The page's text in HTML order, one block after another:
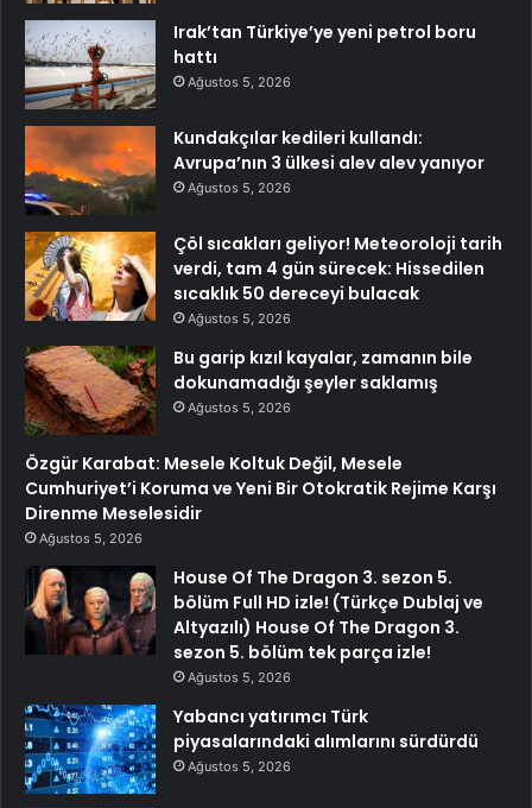
Irak’tan Türkiye’ye yeni petrol boru
hattı
Ağustos 5, 2026
Kundakçılar kedileri kullandı:
Avrupa’nın 3 ülkesi alev alev yanıyor
Ağustos 5, 2026
Çöl sıcakları geliyor! Meteoroloji tarih
verdi, tam 4 gün sürecek: Hissedilen
sıcaklık 50 dereceyi bulacak
Ağustos 5, 2026
Bu garip kızıl kayalar, zamanın bile
dokunamadığı şeyler saklamış
Ağustos 5, 2026
Özgür Karabat: Mesele Koltuk Değil, Mesele
Cumhuriyet’i Koruma ve Yeni Bir Otokratik Rejime Karşı
Direnme Meselesidir
Ağustos 5, 2026
House Of The Dragon 3. sezon 5.
bölüm Full HD izle! (Türkçe Dublaj ve
Altyazılı) House Of The Dragon 3.
sezon 5. bölüm tek parça izle!
Ağustos 5, 2026
Yabancı yatırımcı Türk
piyasalarındaki alımlarını sürdürdü
Ağustos 5, 2026